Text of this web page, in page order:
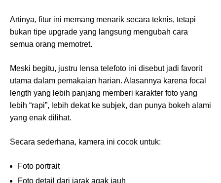
Artinya, fitur ini memang menarik secara teknis, tetapi
bukan tipe upgrade yang langsung mengubah cara
semua orang memotret.
Meski begitu, justru lensa telefoto ini disebut jadi favorit
utama dalam pemakaian harian. Alasannya karena focal
length yang lebih panjang memberi karakter foto yang
lebih “rapi”, lebih dekat ke subjek, dan punya bokeh alami
yang enak dilihat.
Secara sederhana, kamera ini cocok untuk:
Foto portrait
Foto detail dari jarak agak jauh